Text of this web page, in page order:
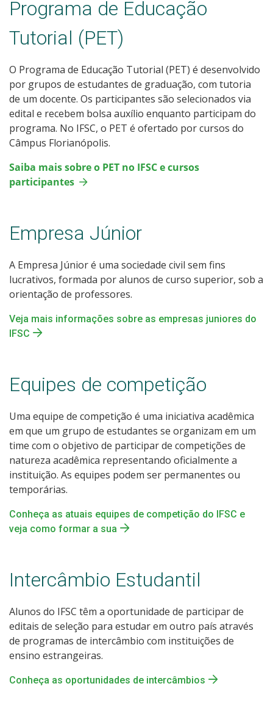
Programa de Educação
Tutorial (PET)
O Programa de Educação Tutorial (PET) é desenvolvido
por grupos de estudantes de graduação, com tutoria
de um docente. Os participantes são selecionados via
edital e recebem bolsa auxílio enquanto participam do
programa. No IFSC, o PET é ofertado por cursos do
Câmpus Florianópolis.
Saiba mais sobre o PET no IFSC e cursos
participantes
Empresa Júnior
A Empresa Júnior é uma sociedade civil sem fins
lucrativos, formada por alunos de curso superior, sob a
orientação de professores.
Veja mais informações sobre as empresas juniores do
IFSC
Equipes de competição
Uma equipe de competição é uma iniciativa acadêmica
em que um grupo de estudantes se organizam em um
time com o objetivo de participar de competições de
natureza acadêmica representando oficialmente a
instituição. As equipes podem ser permanentes ou
temporárias.
Conheça as atuais equipes de competição do IFSC e
veja como formar a sua
Intercâmbio Estudantil
Alunos do IFSC têm a oportunidade de participar de
editais de seleção para estudar em outro país através
de programas de intercâmbio com instituições de
ensino estrangeiras.
Conheça as oportunidades de intercâmbios